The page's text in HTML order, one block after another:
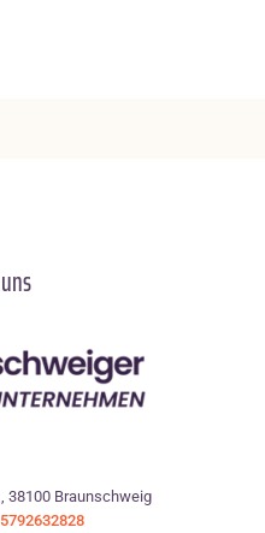
38100 Braunschweig